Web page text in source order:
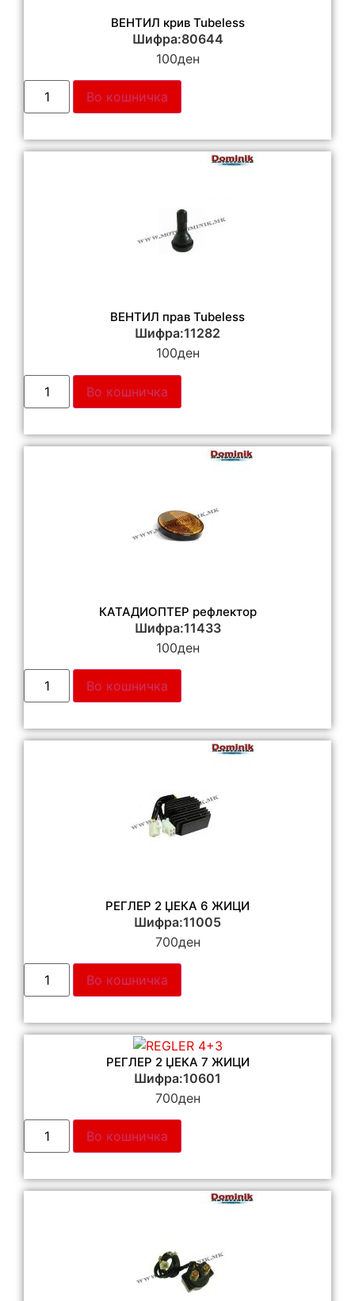
ВЕНТИЛ крив Tubeless
Шифра:80644
100ден
Во кошничка
ВЕНТИЛ прав Tubeless
Шифра:11282
100ден
Во кошничка
КАТАДИОПТЕР рефлектор
Шифра:11433
100ден
Во кошничка
РЕГЛЕР 2 ЏЕКА 6 ЖИЦИ
Шифра:11005
700ден
Во кошничка
РЕГЛЕР 2 ЏЕКА 7 ЖИЦИ
Шифра:10601
700ден
Во кошничка